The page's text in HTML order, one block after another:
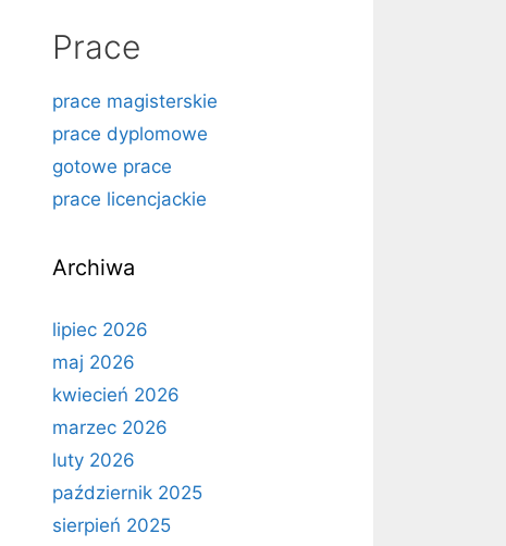
Prace
prace magisterskie
prace dyplomowe
gotowe prace
prace licencjackie
Archiwa
lipiec 2026
maj 2026
kwiecień 2026
marzec 2026
luty 2026
październik 2025
sierpień 2025